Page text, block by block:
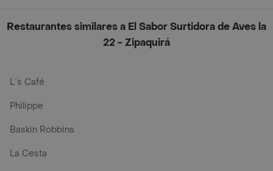
Restaurantes similares a El Sabor Surtidora de Aves la
22 - Zipaquirá
L´s Café
Philippe
Baskin Robbins
La Cesta